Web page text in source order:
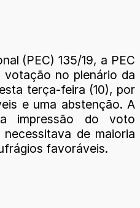
(PEC) 135/19, a PEC
no plenário da
terça-feira (10), por
e uma abstenção. A
impressão do voto
de maioria
favoráveis.